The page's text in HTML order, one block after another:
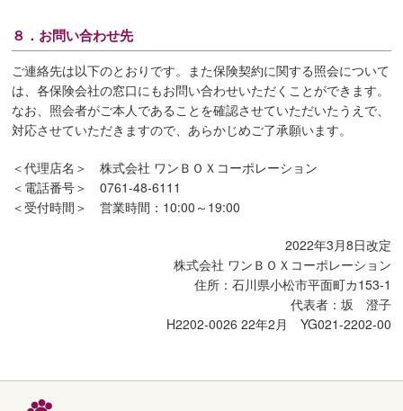
８．お問い合わせ先
ご連絡先は以下のとおりです。また保険契約に関する照会について
は、各保険会社の窓口にもお問い合わせいただくことができます。
なお、照会者がご本人であることを確認させていただいたうえで、
対応させていただきますので、あらかじめご了承願います。
＜代理店名＞ 株式会社 ワンＢＯＸコーポレーション
＜電話番号＞0761-48-6111
＜受付時間＞ 営業時間：10:00～19:00
2022年3月8日改定
株式会社 ワンＢＯＸコーポレーション
住所：石川県小松市平面町カ153-1
代表者：坂 澄子
H2202-0026 22年2月 YG021-2202-00